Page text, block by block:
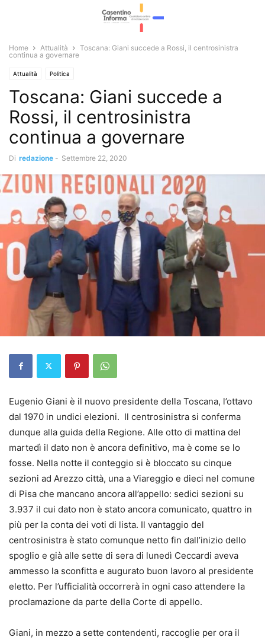
Home Attualità
Toscana: Giani succede a Rossi, il centrosinistra
continua a governare
Attualità Politica
Toscana: Giani succede a
Rossi, il centrosinistra
continua a governare
Di redazione - Settembre 22, 2020
Eugenio Giani è il nuovo presidente della Toscana, l’ottavo
dal 1970 in undici elezioni. Il centrosinistra si conferma
dunque alla guida della Regione. Alle otto di mattina del
martedì il dato non è ancora definitivo, ma è come se lo
fosse. Nella notte il conteggio si è bloccato su cinque
sezioni ad Arezzo città, una a Viareggio e dieci nel comune
di Pisa che mancano ancora all’appello: sedici sezioni su
3.937 il cui dato non è stato ancora comunicato, quattro in
più per la conta dei voti di lista. Il vantaggio del
centrosinistra è stato comunque netto fin dall’inizio dello
spoglio e già alle sette di sera di lunedì Ceccardi aveva
ammesso la sconfitta e augurato buon lavoro al presidente
eletto. Per l’ufficialità occorrerà in ogni caso attendere la
proclamazione da parte della Corte di appello.
Giani, in mezzo a sette contendenti, raccoglie per ora il